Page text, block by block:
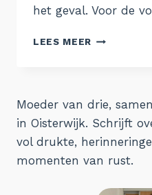
het geval. Voor de
LEES MEER 21.
Moeder van drie,
in Oisterwijk. Schrijft
vol drukte,
momenten van rust.